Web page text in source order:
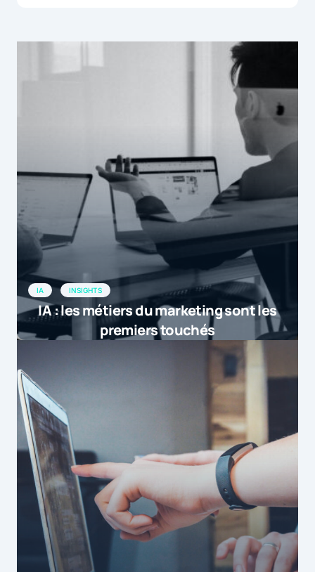
IA INSIGHTS
IA : les métiers du marketing sont les
premiers touchés